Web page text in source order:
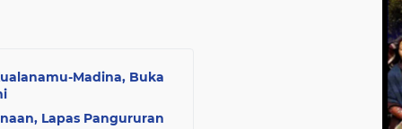
Madina, Buka
Lapas Pangururan